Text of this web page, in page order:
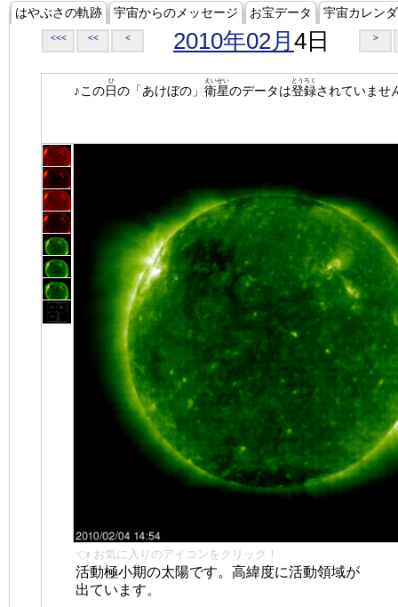
はやぶさの軌跡 宇宙からのメッセージ お宝データ 宇宙カレン
<<< << < 2010年02月 4日 >
♪この日
ひ
の「あけぼの」 衛星
えいせい
のデータは登録
とうろく
されていませ
👈 お気に入りのアイコンをクリック！
活動極小期の太陽です。高緯度に活動領域が
出ています。